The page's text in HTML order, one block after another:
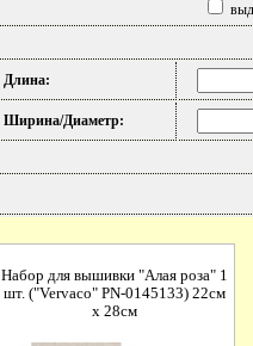
Длина:
Ширина/Диаметр:
Набор для вышивки "Алая роза" 1
шт. ("Vervaco" PN-0145133) 22см
х 28см